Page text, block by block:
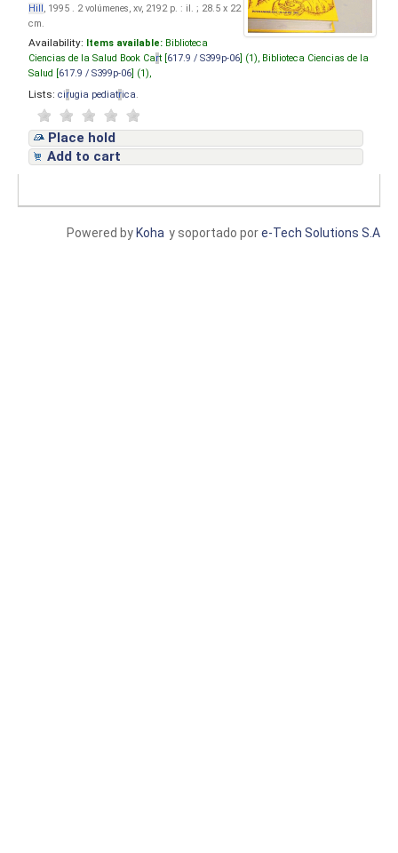
Hill, 1995 . 2 volúmenes, xv, 2192 p. : il. ; 28.5 x 22
cm.
Availability: Items available: Biblioteca
Ciencias de la Salud Book Cart [ 617.9 / S399p-06 ] (1), Biblioteca Ciencias de la
Salud [ 617.9 / S399p-06 ] (1),
Lists: cirugia pediatrica
Place hold
Add to cart
y soportado pore-Tech Solutions S.A
Powered by Koha